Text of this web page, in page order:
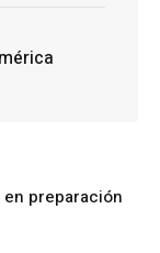
preparación